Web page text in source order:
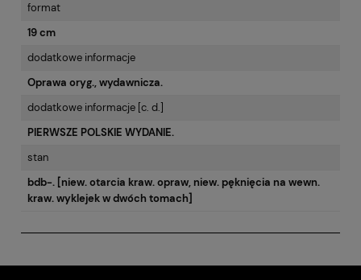
format
19 cm
dodatkowe informacje
Oprawa oryg., wydawnicza.
dodatkowe informacje [c. d.]
PIERWSZE POLSKIE WYDANIE.
stan
bdb-. [niew. otarcia kraw. opraw, niew. pęknięcia na wewn.
kraw. wyklejek w dwóch tomach]